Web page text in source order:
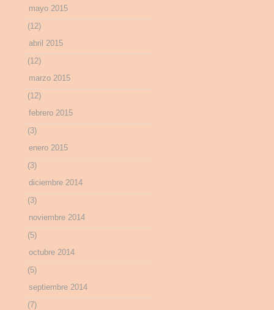
mayo 2015
(12)
abril 2015
(12)
marzo 2015
(12)
febrero 2015
(3)
enero 2015
(3)
diciembre 2014
(3)
noviembre 2014
(5)
octubre 2014
(5)
septiembre 2014
(7)